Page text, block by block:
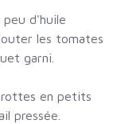
d'huile
les tomates
garni.
en petits
pressée.